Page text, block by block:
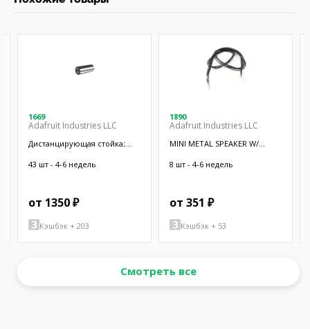
1669
Adafruit Industries LLC
Дистанцирующая стойка;
латунь; никель
43 шт - 4-6 недель
от 1350 ₽
Кэшбэк + 203
1890
Adafruit Industries LLC
MINI METAL SPEAKER W/
8 шт - 4-6 недель
от 351 ₽
Кэшбэк + 53
Смотреть все